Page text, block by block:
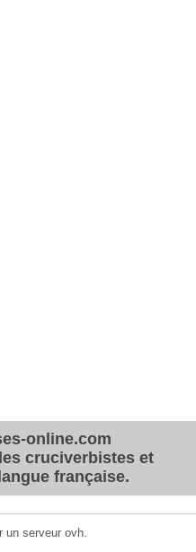
online.com
cruciverbistes et
française.